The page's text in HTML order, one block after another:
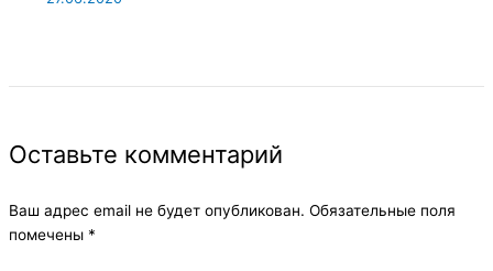
Оставьте комментарий
Ваш адрес email не будет опубликован. Обязательные поля
помечены *